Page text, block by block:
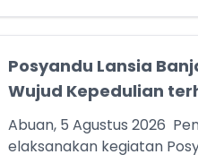
Posyandu Lansia
Wujud Kepedulian
Abuan, 5 Agustus 2026
elaksanakan kegiatan